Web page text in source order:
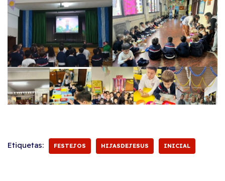
Etiquetas: FESTEJOS HIJASDEJESUS INICIAL